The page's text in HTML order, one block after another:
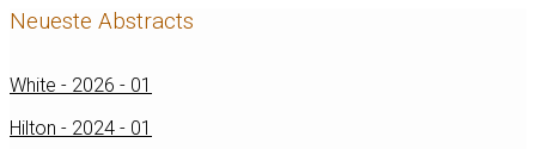
Neueste Abstracts
White - 2026 - 01
Hilton - 2024 - 01